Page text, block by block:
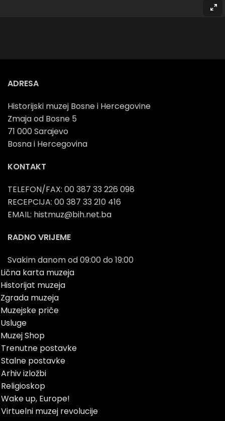
ADRESA
Historijski muzej Bosne i Hercegovine
Zmaja od Bosne 5
71 000 Sarajevo
Bosna i Hercegovina
KONTAKT
TELEFON/FAX: 00 387 33 226 098
RECEPCIJA: 00 387 33 210 416
EMAIL: histmuz@bih.net.ba
RADNO VRIJEME
Svakim danom od 09:00 do 19:00
Lična karta muzeja
Historijat muzeja
Zgrada muzeja
Muzejske priče
Usluge
Muzej Shop
Trenutne postavke
Stalne postavke
Arhiv izložbi
Religioskop
Wake up, Europe!
Virtuelni muzej revolucije